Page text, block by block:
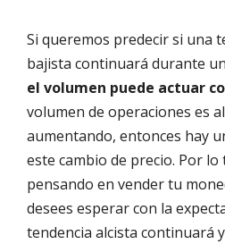
Si queremos predecir si una
bajista continuará durante
el volumen puede actuar
volumen de operaciones es
aumentando, entonces hay
este cambio de precio. Por
pensando en vender tu
desees esperar con la
tendencia alcista continuará